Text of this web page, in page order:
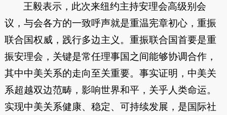
王毅表示，此次来纽约主持安理会高级别会
议，与会各方的一致呼声就是重温宪章初心，重振
联合国权威，践行多边主义。重振联合国首要是重
振安理会，关键是常任理事国之间能够协调合作，
其中中美关系的走向至关重要。事实证明，中美关
系超越双边范畴，影响世界和平，关乎人类命运。
实现中美关系健康、稳定、可持续发展，是国际社